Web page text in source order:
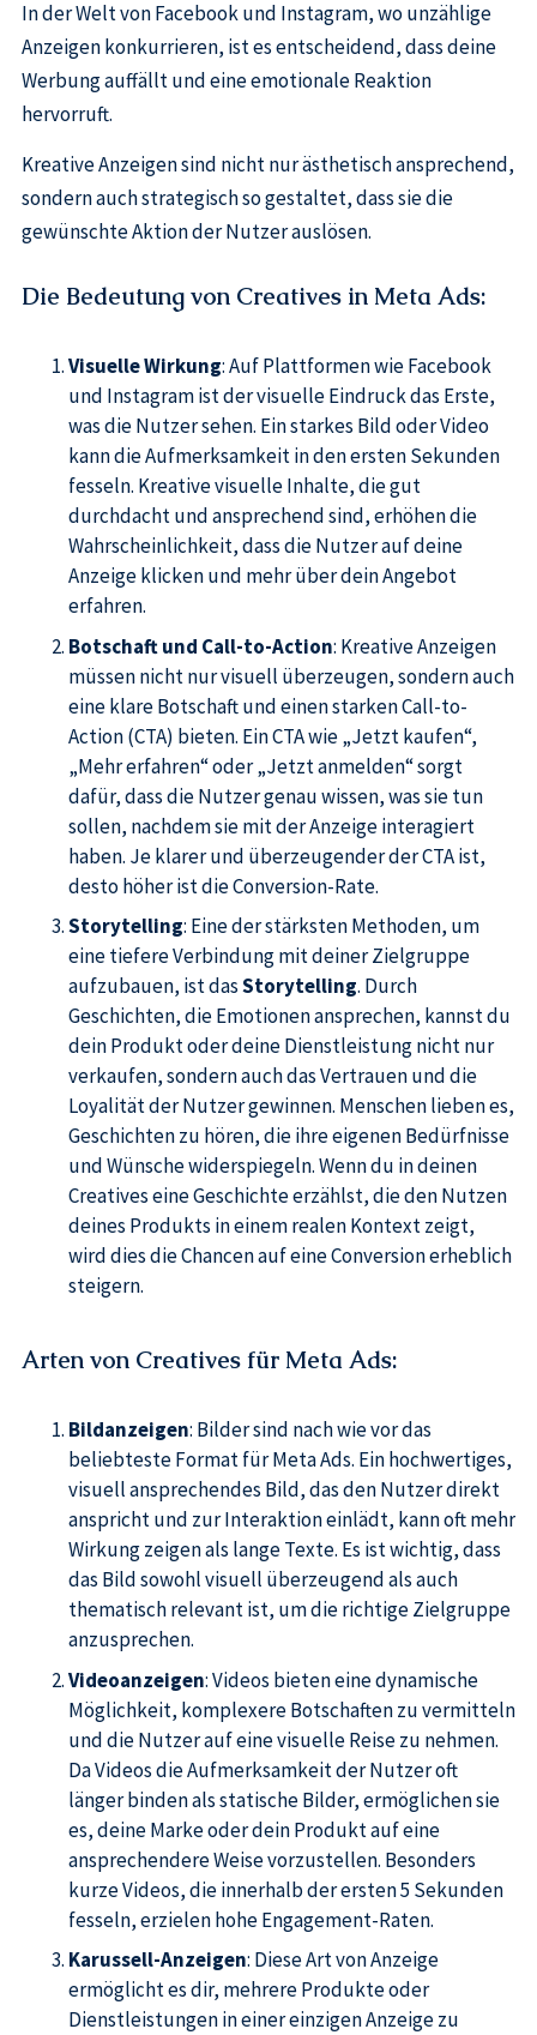
In der Welt von Facebook und Instagram, wo unzählige
Anzeigen konkurrieren, ist es entscheidend, dass deine
Werbung auffällt und eine emotionale Reaktion
hervorruft.
Kreative Anzeigen sind nicht nur ästhetisch ansprechend,
sondern auch strategisch so gestaltet, dass sie die
gewünschte Aktion der Nutzer auslösen.
Die Bedeutung von Creatives in Meta Ads:
Visuelle Wirkung: Auf Plattformen wie Facebook
und Instagram ist der visuelle Eindruck das Erste,
was die Nutzer sehen. Ein starkes Bild oder Video
kann die Aufmerksamkeit in den ersten Sekunden
fesseln. Kreative visuelle Inhalte, die gut
durchdacht und ansprechend sind, erhöhen die
Wahrscheinlichkeit, dass die Nutzer auf deine
Anzeige klicken und mehr über dein Angebot
erfahren.
Botschaft und Call-to-Action: Kreative Anzeigen
müssen nicht nur visuell überzeugen, sondern auch
eine klare Botschaft und einen starken Call-to-
Action (CTA) bieten. Ein CTA wie „Jetzt kaufen“,
„Mehr erfahren“ oder „Jetzt anmelden“ sorgt
dafür, dass die Nutzer genau wissen, was sie tun
sollen, nachdem sie mit der Anzeige interagiert
haben. Je klarer und überzeugender der CTA ist,
desto höher ist die Conversion-Rate.
Storytelling: Eine der stärksten Methoden, um
eine tiefere Verbindung mit deiner Zielgruppe
aufzubauen, ist dasStorytelling. Durch
Geschichten, die Emotionen ansprechen, kannst du
dein Produkt oder deine Dienstleistung nicht nur
verkaufen, sondern auch das Vertrauen und die
Loyalität der Nutzer gewinnen. Menschen lieben es,
Geschichten zu hören, die ihre eigenen Bedürfnisse
und Wünsche widerspiegeln. Wenn du in deinen
Creatives eine Geschichte erzählst, die den Nutzen
deines Produkts in einem realen Kontext zeigt,
wird dies die Chancen auf eine Conversion erheblich
steigern.
Arten von Creatives für Meta Ads:
Bildanzeigen: Bilder sind nach wie vor das
beliebteste Format für Meta Ads. Ein hochwertiges,
visuell ansprechendes Bild, das den Nutzer direkt
anspricht und zur Interaktion einlädt, kann oft mehr
Wirkung zeigen als lange Texte. Es ist wichtig, dass
das Bild sowohl visuell überzeugend als auch
thematisch relevant ist, um die richtige Zielgruppe
anzusprechen.
Videoanzeigen: Videos bieten eine dynamische
Möglichkeit, komplexere Botschaften zu vermitteln
und die Nutzer auf eine visuelle Reise zu nehmen.
Da Videos die Aufmerksamkeit der Nutzer oft
länger binden als statische Bilder, ermöglichen sie
es, deine Marke oder dein Produkt auf eine
ansprechendere Weise vorzustellen. Besonders
kurze Videos, die innerhalb der ersten 5 Sekunden
fesseln, erzielen hohe Engagement-Raten.
Karussell-Anzeigen: Diese Art von Anzeige
ermöglicht es dir, mehrere Produkte oder
Dienstleistungen in einer einzigen Anzeige zu